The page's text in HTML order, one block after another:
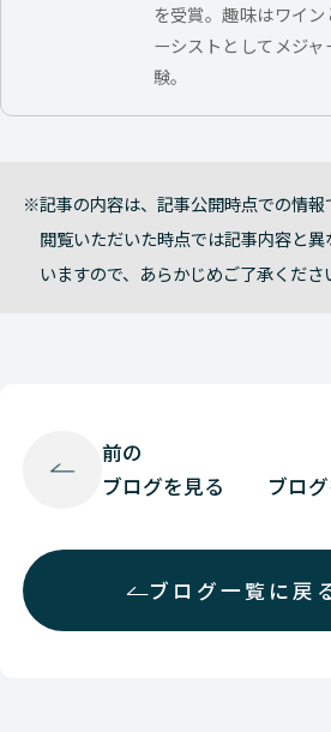
を受賞。趣味はワイ
ーシストとしてメジ
験。
記事の内容は、記事公開時点での情報
閲覧いただいた時点では記事内容と
いますので、あらかじめご了承くださ
前の
ブログを見る
ブログ一覧に戻
ブロ